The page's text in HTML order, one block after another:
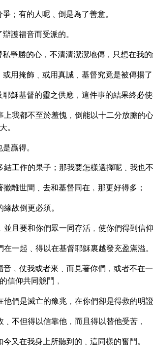
；有的人呢﹑倒是為了善意。
護福音而受派的。
爭勝的心﹐不清清潔潔地傳﹐只想在我的
用掩飾﹑或用真誠﹑基督究竟是被傳揚
穌基督的靈之供應﹐這件事的結果終必使
我都不至於羞愧﹐倒能以十二分放膽的
。
贏得。
工作的果子；那我要怎樣選擇呢﹑我也不
離世間﹑去和基督同在﹐那更好得多；
故倒更必須。
且要和你們眾一同存活﹐使你們得到信
一起﹑得以在基督耶穌裏越發充盈滿溢。
﹐仗我或者來﹑而見著你們﹐或者不在
信仰共同競鬥﹐
們是滅亡的豫兆﹐在你們卻是得救的明
不但得以信靠他﹐而且得以替他受苦﹐
又在我身上所聽到的﹑這同樣的奮鬥。